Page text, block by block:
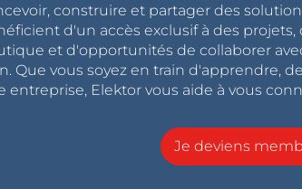
construire et partager des
d'un accès exclusif à des
et d'opportunités de collaborer
Que vous soyez en train d'apprendre,
entreprise, Elektor vous aide à vous
Je deviens